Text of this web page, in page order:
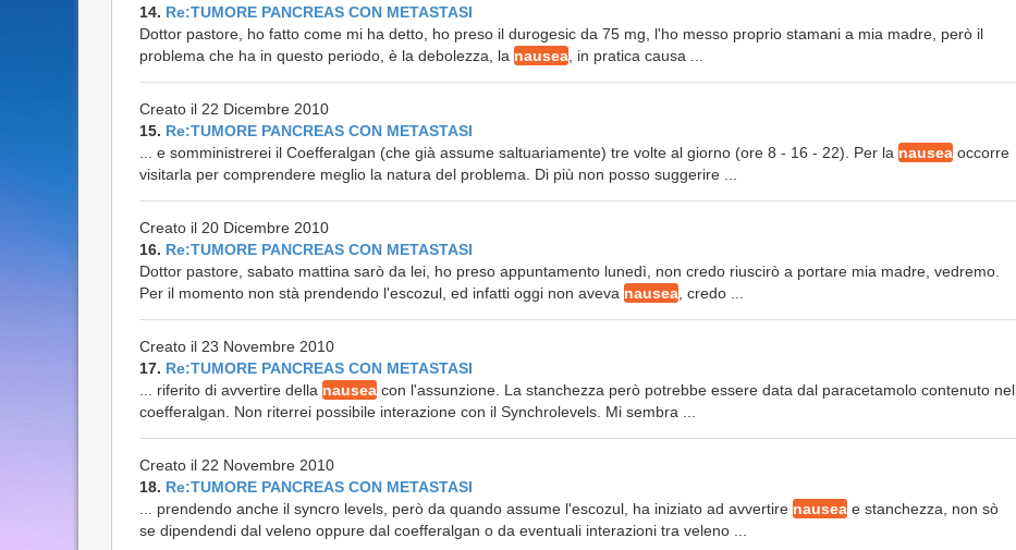
14. Re:TUMORE PANCREAS CON METASTASI
Dottor pastore, ho fatto come mi ha detto, ho preso il durogesic da 75 mg, l'ho messo proprio stamani a mia madre, però il
problema che ha in questo periodo, è la debolezza, la nausea , in pratica causa ...
Creato il 22 Dicembre 2010
15. Re:TUMORE PANCREAS CON METASTASI
... e somministrerei il Coefferalgan (che già assume saltuariamente) tre volte al giorno (ore 8 - 16 - 22). Per la nausea occorre
visitarla per comprendere meglio la natura del problema. Di più non posso suggerire ...
Creato il 20 Dicembre 2010
16. Re:TUMORE PANCREAS CON METASTASI
Dottor pastore, sabato mattina sarò da lei, ho preso appuntamento lunedì, non credo riuscirò a portare mia madre, vedremo.
Per il momento non stà prendendo l'escozul, ed infatti oggi non aveva nausea , credo ...
Creato il 23 Novembre 2010
17. Re:TUMORE PANCREAS CON METASTASI
... riferito di avvertire della nausea con l'assunzione. La stanchezza però potrebbe essere data dal paracetamolo contenuto nel
coefferalgan. Non riterrei possibile interazione con il Synchrolevels. Mi sembra ...
Creato il 22 Novembre 2010
18. Re:TUMORE PANCREAS CON METASTASI
... prendendo anche il syncro levels, però da quando assume l'escozul, ha iniziato ad avvertire nausea e stanchezza, non sò
se dipendendi dal veleno oppure dal coefferalgan o da eventuali interazioni tra veleno ...